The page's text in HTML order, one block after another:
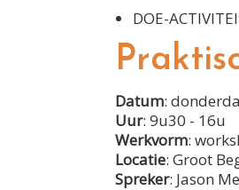
DOE-
Datum:
Uur: 9u30 - 16u
Werkvorm:
Locatie: Groot
Spreker: Jason